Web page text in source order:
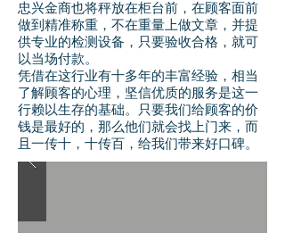
忠兴金商也将秤放在柜台前，在顾客面前
做到精准称重，不在重量上做文章，并提
供专业的检测设备，只要验收合格，就可
以当场付款。
凭借在这行业有十多年的丰富经验，相当
了解顾客的心理，坚信优质的服务是这一
行赖以生存的基础。只要我们给顾客的价
钱是最好的，那么他们就会找上门来，而
且一传十，十传百，给我们带来好口碑。